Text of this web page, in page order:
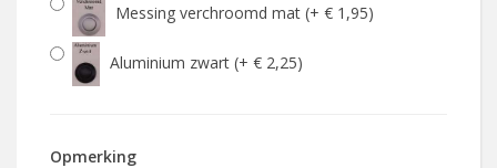
Messing verchroomd mat (+ € 1,95)
Aluminium zwart (+ € 2,25)
Opmerking